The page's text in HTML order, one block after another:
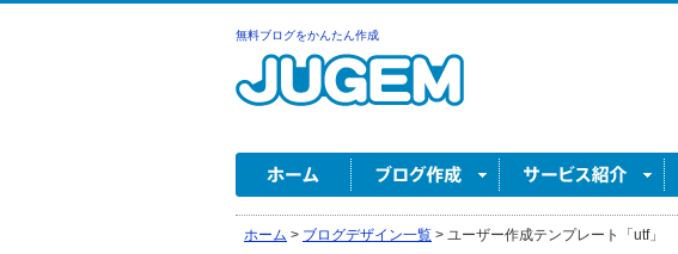
無料ブログをかんたん作成
ホーム > ブログデザイン一覧 > ユーザー作成テンプレート「utf」